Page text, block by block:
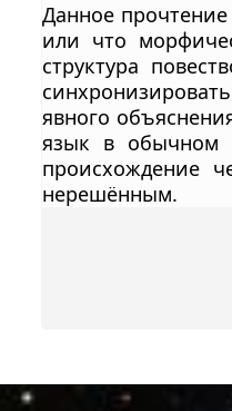
Данное
или что
структура
явного
язык в обычном
происхождение
нерешённым.